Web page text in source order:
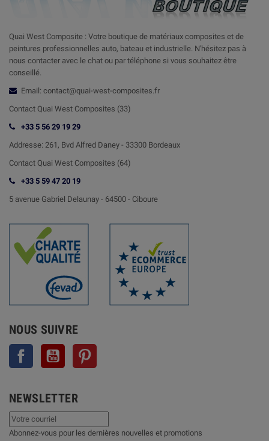
Quai West Composite : Votre boutique de matériaux composites et de
peintures professionnelles auto, bateau et industrielle. N'hésitez pas à
nous contacter avec le chat ou par téléphone si vous souhaitez être
conseillé.
Email: contact@quai-west-composites.fr
Contact Quai West Composites (33)
+33 5 56 29 19 29
Addresse: 261, Bvd Alfred Daney - 33300 Bordeaux
Contact Quai West Composites (64)
+33 5 59 47 20 19
5 avenue Gabriel Delaunay - 64500 - Ciboure
NOUS SUIVRE
Facebook YouTube
NEWSLETTER
Abonnez-vous pour les dernières nouvelles et promotions